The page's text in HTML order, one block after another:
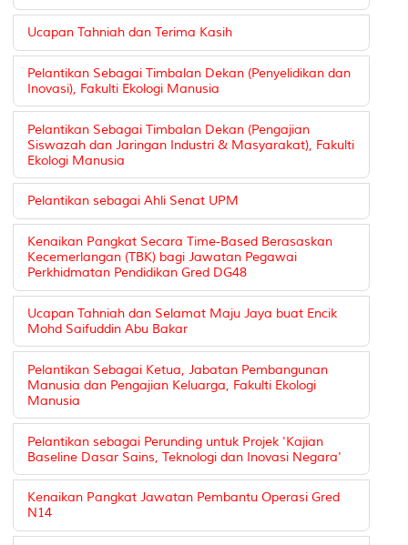
Ucapan Tahniah dan Terima Kasih
Pelantikan Sebagai Timbalan Dekan (Penyelidikan dan
Inovasi), Fakulti Ekologi Manusia
Pelantikan Sebagai Timbalan Dekan (Pengajian
Siswazah dan Jaringan Industri & Masyarakat), Fakulti
Ekologi Manusia
Pelantikan sebagai Ahli Senat UPM
Kenaikan Pangkat Secara Time-Based Berasaskan
Kecemerlangan (TBK) bagi Jawatan Pegawai
Perkhidmatan Pendidikan Gred DG48
Ucapan Tahniah dan Selamat Maju Jaya buat Encik
Mohd Saifuddin Abu Bakar
Pelantikan Sebagai Ketua, Jabatan Pembangunan
Manusia dan Pengajian Keluarga, Fakulti Ekologi
Manusia
Pelantikan sebagai Perunding untuk Projek 'Kajian
Baseline Dasar Sains, Teknologi dan Inovasi Negara'
Kenaikan Pangkat Jawatan Pembantu Operasi Gred
N14